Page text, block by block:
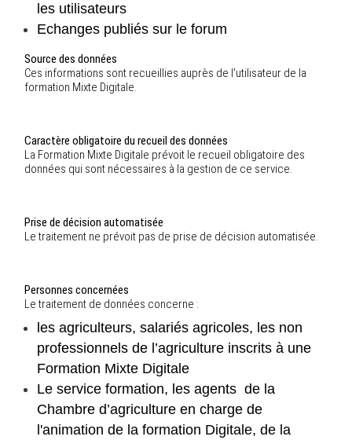
les utilisateurs
Echanges publiés sur le forum
Source des données
Ces informations sont recueillies auprès de l'utilisateur de la
formation Mixte Digitale.
Caractère obligatoire du recueil des données
La Formation Mixte Digitale prévoit le recueil obligatoire des
données qui sont nécessaires à la gestion de ce service.
Prise de décision automatisée
Le traitement ne prévoit pas de prise de décision automatisée.
Personnes concernées
Le traitement de données concerne :
les agriculteurs, salariés agricoles, les non
professionnels de l’agriculture inscrits à une
Formation Mixte Digitale
Le service formation, les agents de la
Chambre d’agriculture en charge de
l'animation de la formation Digitale, de la